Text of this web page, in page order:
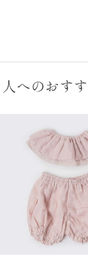
人へのおす